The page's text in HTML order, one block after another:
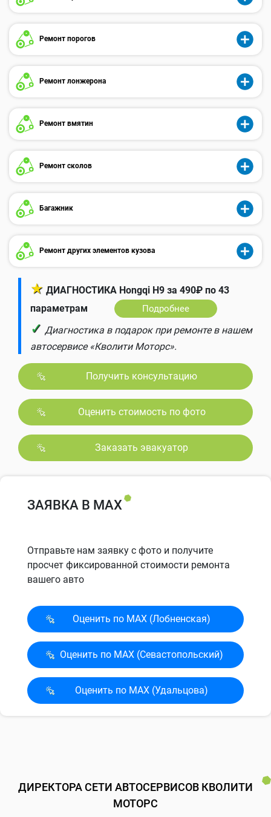
Ремонт порогов
Ремонт лонжерона
Ремонт вмятин
Ремонт сколов
Багажник
Ремонт других элементов кузова
★ ДИАГНОСТИКА Hongqi H9 за 490₽ по 43
параметрам
Подробнее
✓ Диагностика в подарок при ремонте в нашем
автосервисе «Кволити Моторс».
Получить консультацию
Оценить стоимость по фото
Заказать эвакуатор
ЗАЯВКА В MAX
Отправьте нам заявку с фото и получите
просчет фиксированной стоимости ремонта
вашего авто
Оценить по MAX (Лобненская)
Оценить по MAX (Севасто­польский)
Оценить по MAX (Удальцова)
ДИРЕКТОРА СЕТИ АВТОСЕРВИСОВ КВОЛИТИ
МОТОРС